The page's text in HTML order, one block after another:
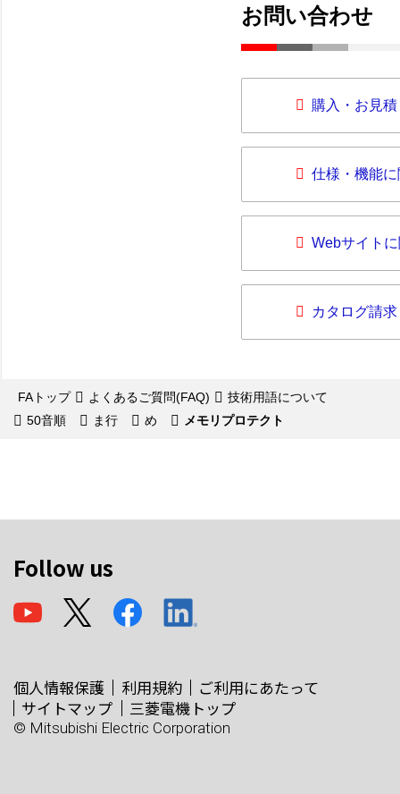
お問い合わせ
購入・お見
仕様・機能
Webサイト
カタログ請求
FAトップ よくあるご質問(FAQ)
技術用語について
50音順
ま行 め メモリプロテクト
Follow us
個人情報保護 利用規約
ご利用にあたって
サイトマップ
三菱電機トップ
© Mitsubishi Electric Corporation